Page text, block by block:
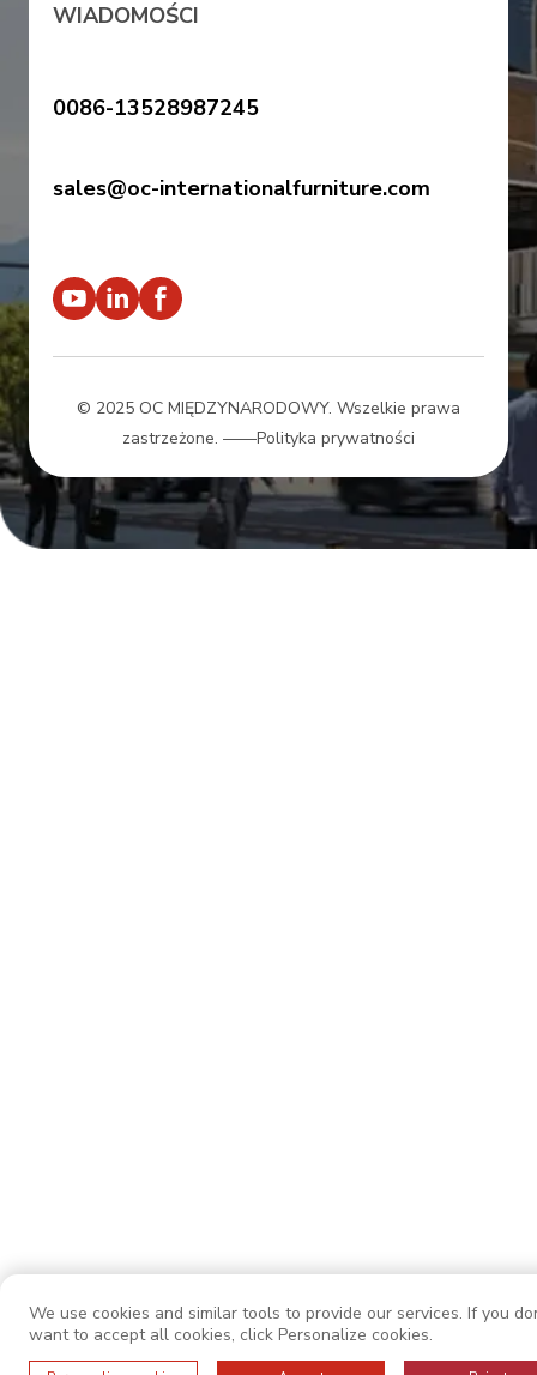
WIADOMOŚCI
0086-13528987245
sales@oc-internationalfurniture.com
© 2025 OC MIĘDZYNARODOWY. Wszelkie prawa
zastrzeżone. ——Polityka prywatności
We use cookies and similar tools to provide our services. If you
want to accept all cookies, click Personalize cookies.